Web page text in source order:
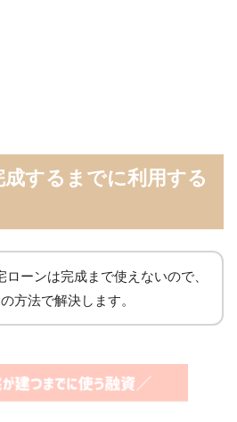
するまでに利用する
ローンは完成まで使えないので、
方法で解決します。